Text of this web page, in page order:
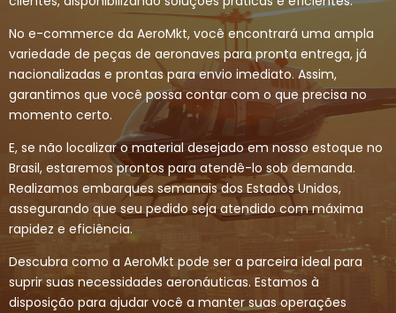
No e-commerce da AeroMkt, você encontrará uma ampla
variedade de peças de aeronaves para pronta entrega, já
nacionalizadas e prontas para envio imediato. Assim,
garantimos que você possa contar com o que precisa no
momento certo.
E, se não localizar o material desejado em nosso estoque no
Brasil, estaremos prontos para atendê-lo sob demanda.
Realizamos embarques semanais dos Estados Unidos,
assegurando que seu pedido seja atendido com máxima
rapidez e eficiência.
Descubra como a AeroMkt pode ser a parceira ideal para
suprir suas necessidades aeronáuticas. Estamos à
disposição para ajudar você a manter suas operações